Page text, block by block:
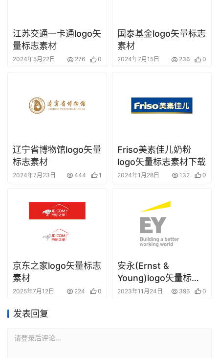
江苏交通一卡通logo矢
量标志素材
2024年5月22日 276 0
国泰基金logo矢量标志
素材
2024年7月15日 236 0
辽宁省博物馆logo矢量
标志素材
2024年7月23日 444 1
Friso美素佳儿奶粉
logo矢量标志素材下载
2024年1月28日 132 0
京东之家logo矢量标志
素材
2025年7月12日 224 0
安永(Ernst &
Young)logo矢量标志
素材
2023年11月24日 396 0
发表回复
请登录后评论...